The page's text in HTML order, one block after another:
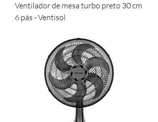
Ventilador de mesa turbo preto 30 cm
6 pás - Ventisol